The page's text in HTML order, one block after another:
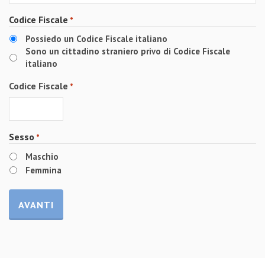
Codice Fiscale *
Possiedo un Codice Fiscale italiano
Sono un cittadino straniero privo di Codice Fiscale
italiano
Codice Fiscale *
Sesso *
Maschio
Femmina